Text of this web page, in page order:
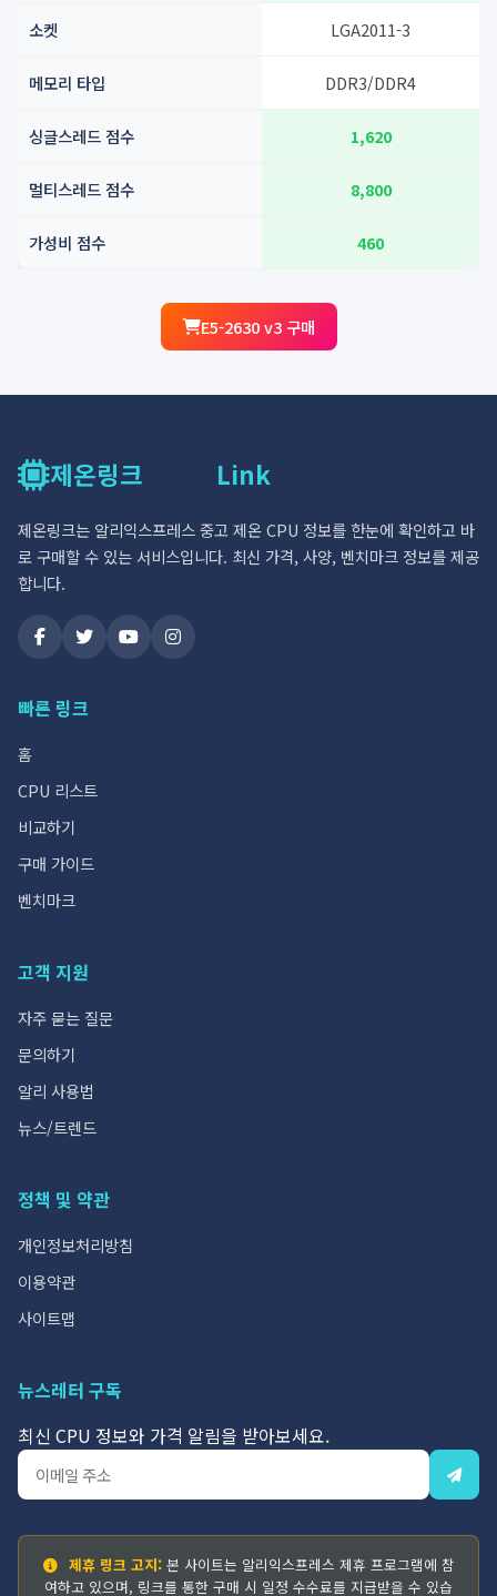
소켓 LGA2011-3
메모리 타입 DDR3/DDR4
싱글스레드 점수 1,620
멀티스레드 점수 8,800
가성비 점수 460
E5-2630 v3 구매
제온링크 Link
제온링크는 알리익스프레스 중고 제온 CPU 정보를 한눈에 확인하고 바
로 구매할 수 있는 서비스입니다. 최신 가격, 사양, 벤치마크 정보를 제공
합니다.
빠른 링크
홈
CPU 리스트
비교하기
구매 가이드
벤치마크
고객 지원
자주 묻는 질문
문의하기
알리 사용법
뉴스/트렌드
정책 및 약관
개인정보처리방침
이용약관
사이트맵
뉴스레터 구독
최신 CPU 정보와 가격 알림을 받아보세요.
제휴 링크 고지:본 사이트는 알리익스프레스 제휴 프로그램에 참
여하고 있으며, 링크를 통한 구매 시 일정 수수료를 지급받을 수 있습